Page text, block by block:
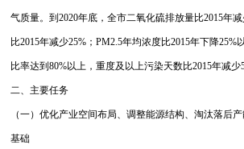
气质量。到2020年底，全市二氧化硫排放量比2015年
比2015年减少25%；PM2.5年均浓度比2015年下降
比率达到80%以上，重度及以上污染天数比2015年减少
二、主要任务
（一）优化产业空间布局、调整能源结构、淘汰落后
基础